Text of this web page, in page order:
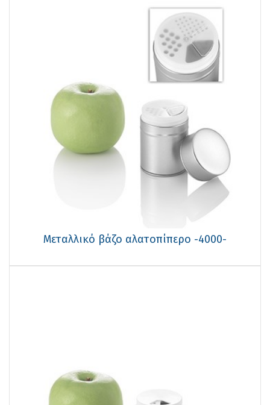
Μεταλλικό βάζο αλατοπίπερο -4000-